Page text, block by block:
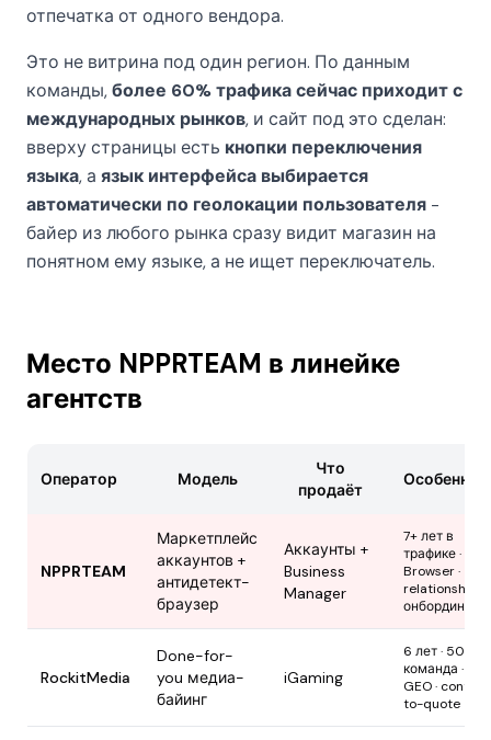
отпечатка от одного вендора.
Это не витрина под один регион. По данным
команды,более 60% трафика сейчас приходит с
международных рынков, и сайт под это сделан:
вверху страницы есть кнопки переключения
языка, а язык интерфейса выбирается
автоматически по геолокации пользователя -
байер из любого рынка сразу видит магазин на
понятном ему языке, а не ищет переключатель.
Место NPPRTEAM в линейке
агентств
Оператор Модель
Что
продаёт
NPPRTEAM
Маркетплейс
аккаунтов +
антидетект-
браузер
Аккаунты +
Business
Manager
7+ лет в
трафике ·
Browser ·
relationship
онбординг
RockitMedia
Done-for-
you медиа-
байинг
iGaming
6 лет · 50+
команда ·
GEO ·
to-quote